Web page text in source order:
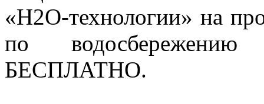
«Н2О-технологии» на
по
БЕСПЛАТНО.